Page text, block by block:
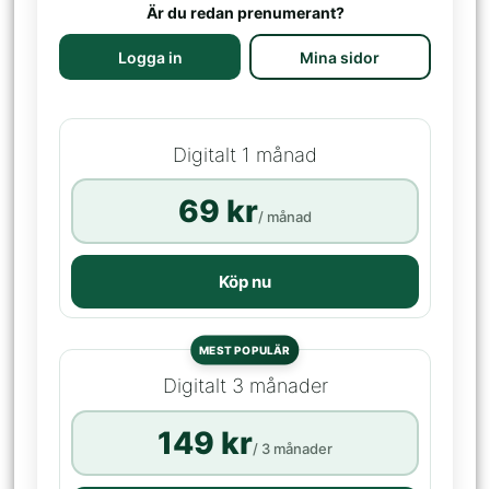
Är du redan prenumerant?
Logga in Mina sidor
Digitalt 1 månad
69 kr/ månad
Köp nu
MEST POPULÄR
Digitalt 3 månader
149 kr/ 3 månader